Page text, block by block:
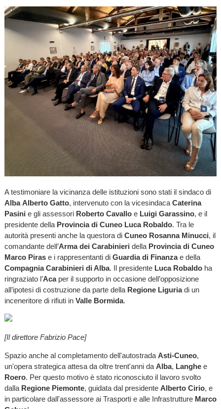
A testimoniare la vicinanza delle istituzioni sono stati il sindaco di
Alba Alberto Gatto, intervenuto con la vicesindaca Caterina
Pasini e gli assessori Roberto Cavalloe Luigi Garassino, e il
presidente della Provincia di Cuneo Luca Robaldo. Tra le
autorità presenti anche la questora di Cuneo Rosanna Minucci, il
comandante dell’Arma dei Carabinieri della Provincia di Cuneo
Marco Pirase i rappresentanti di Guardia di Finanzae della
Compagnia Carabinieri di Alba. Il presidente Luca Robaldoha
ringraziato l’Acaper il supporto in occasione dell’opposizione
all’ipotesi di costruzione da parte della Regione Liguriadi un
inceneritore di rifiuti in Valle Bormida.
[Il direttore Fabrizio Pace]
Spazio anche al completamento dell'autostrada Asti-Cuneo,
un'opera strategica attesa da oltre trent'anni da Alba, Langhee
Roero. Per questo motivo è stato riconosciuto il lavoro svolto
dalla Regione Piemonte, guidata dal presidente Alberto Cirio, e
in particolare dall'assessore ai Trasporti e alle Infrastrutture Marco